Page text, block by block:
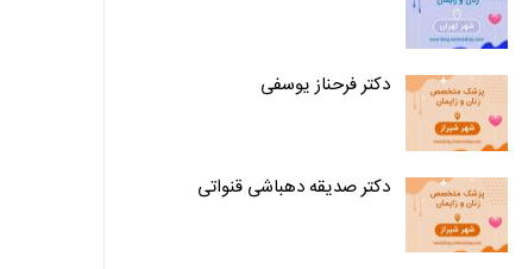
دکتر فرحناز یوسفی
دکتر صدیقه دهباشی قنواتی